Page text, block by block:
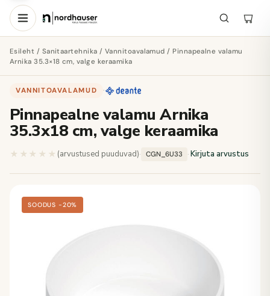
Esileht / Sanitaartehnika / Vannitoavalamud / Pinnapealne valamu
Arnika 35.3×18 cm, valge keraamika
VANNITOAVALAMUD ·
Pinnapealne valamu Arnika
35.3x18 cm, valge keraamika
★★★★★ ★★★★★
(arvustused puuduvad)· CGN_6U33 ·Kirjuta arvustus
SOODUS −20%